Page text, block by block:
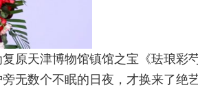
原天津博物馆镇馆之宝《珐琅彩
无数个不眠的日夜，才换来了绝